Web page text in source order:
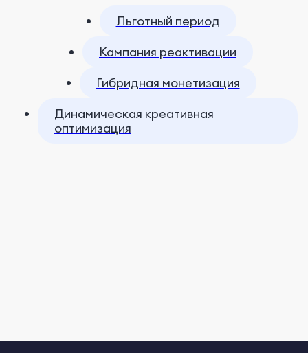
Льготный период
Кампания реактивации
Гибридная монетизация
Динамическая креативная
оптимизация